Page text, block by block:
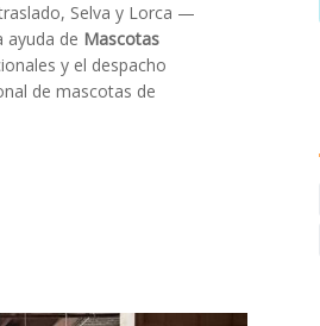
Selva y Lorca —
ayuda de Mascotas
y el despacho
de mascotas de